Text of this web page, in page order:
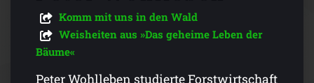
Komm mit uns in den Wald
Weisheiten aus »Das geheime Leben der
Bäume«
Peter Wohlleben studierte Forstwirtschaft